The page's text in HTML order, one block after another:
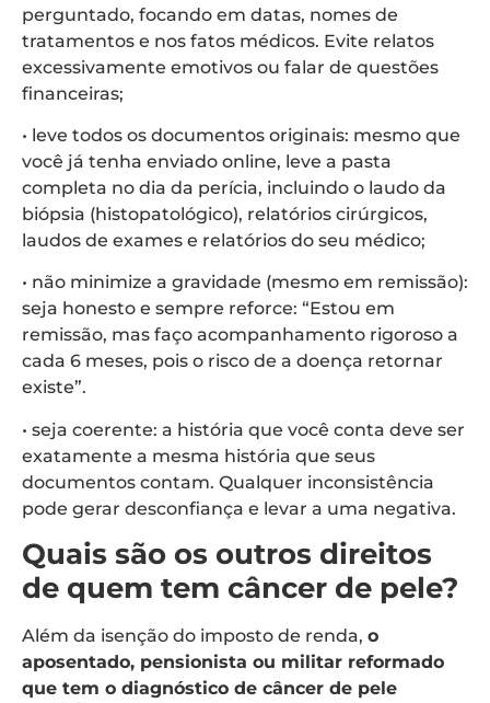
perguntado, focando em datas, nomes de
tratamentos e nos fatos médicos. Evite relatos
excessivamente emotivos ou falar de questões
financeiras;
• leve todos os documentos originais: mesmo que
você já tenha enviado online, leve a pasta
completa no dia da perícia, incluindo o laudo da
biópsia (histopatológico), relatórios cirúrgicos,
laudos de exames e relatórios do seu médico;
• não minimize a gravidade (mesmo em remissão):
seja honesto e sempre reforce: “Estou em
remissão, mas faço acompanhamento rigoroso a
cada 6 meses, pois o risco de a doença retornar
existe”.
• seja coerente: a história que você conta deve ser
exatamente a mesma história que seus
documentos contam. Qualquer inconsistência
pode gerar desconfiança e levar a uma negativa.
Quais são os outros direitos
de quem tem câncer de pele?
Além da isenção do imposto de renda, o
aposentado, pensionista ou militar reformado
que tem o diagnóstico de câncer de pele